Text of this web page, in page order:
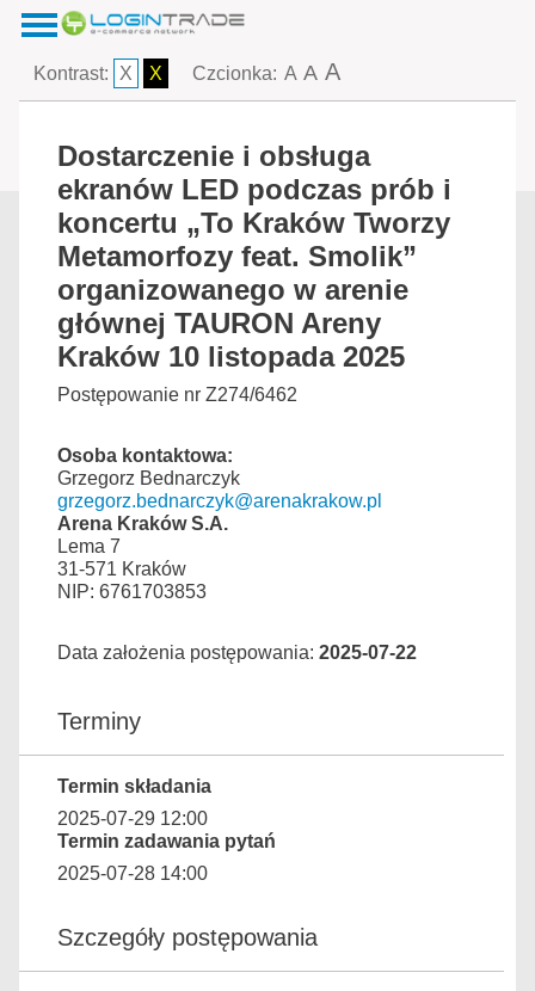
Kontrast: X X Czcionka: A A A
Dostarczenie i obsługa
ekranów LED podczas prób i
koncertu „To Kraków Tworzy
Metamorfozy feat. Smolik”
organizowanego w arenie
głównej TAURON Areny
Kraków 10 listopada 2025
Postępowanie nr Z274/6462
Osoba kontaktowa:
Grzegorz Bednarczyk
grzegorz.bednarczyk@arenakrakow.pl
Arena Kraków S.A.
Lema 7
31-571 Kraków
NIP: 6761703853
Data założenia postępowania: 2025-07-22
Terminy
Termin składania
2025-07-29 12:00
Termin zadawania pytań
2025-07-28 14:00
Szczegóły postępowania